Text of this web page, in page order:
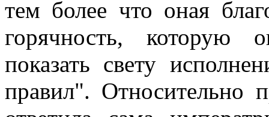
тем более что оная
горячность,
показать свету
правил". Относительно